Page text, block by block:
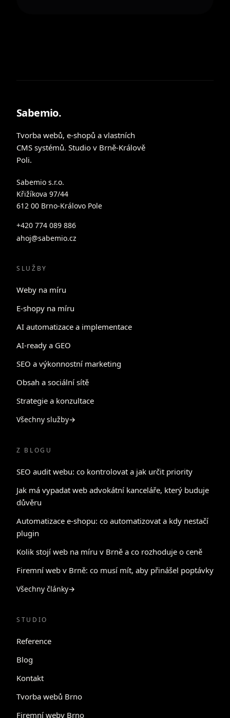
Sabemio.
Tvorba webů, e-shopů a vlastních
CMS systémů. Studio v Brně-Králově
Poli.
Sabemio s.r.o.
Křižíkova 97/44
612 00 Brno-Královo Pole
+420 774 089 886
ahoj@sabemio.cz
SLUŽBY
Weby na míru
E-shopy na míru
AI automatizace a implementace
AI-ready a GEO
SEO a výkonnostní marketing
Obsah a sociální sítě
Strategie a konzultace
Všechny služby→
Z BLOGU
SEO audit webu: co kontrolovat a jak určit priority
Jak má vypadat web advokátní kanceláře, který buduje
důvěru
Automatizace e-shopu: co automatizovat a kdy nestačí
plugin
Kolik stojí web na míru v Brně a co rozhoduje o ceně
Firemní web v Brně: co musí mít, aby přinášel poptávky
Všechny články→
STUDIO
Reference
Blog
Kontakt
Tvorba webů Brno
Firemní weby Brno